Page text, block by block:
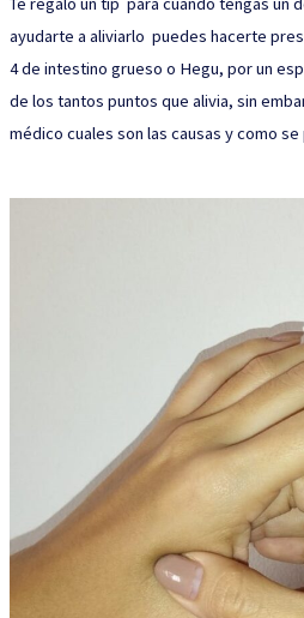
ayudarte a aliviarlo puedes hacerte
4 de intestino grueso o Hegu, por un
de los tantos puntos que alivia, sin
médico cuales son las causas y como se